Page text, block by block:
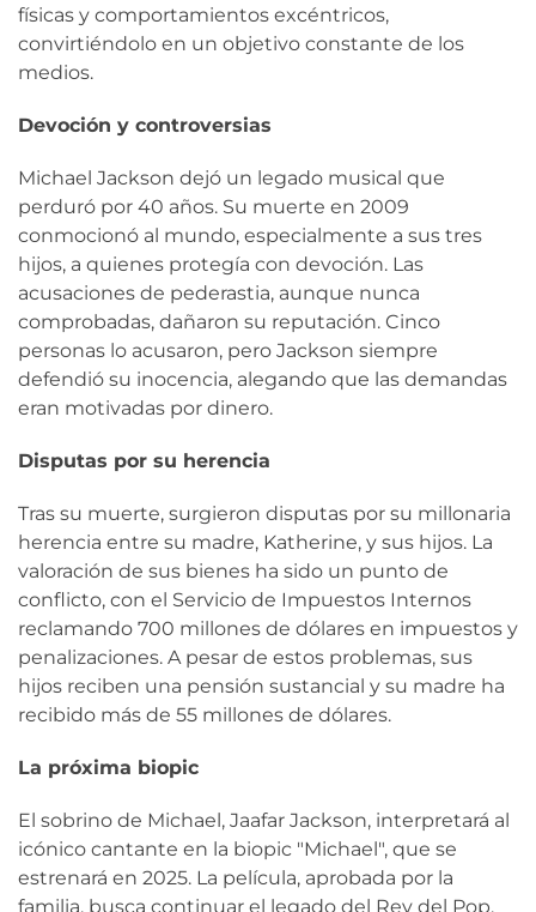
físicas y comportamientos excéntricos,
convirtiéndolo en un objetivo constante de los
medios.
Devoción y controversias
Michael Jackson dejó un legado musical que
perduró por 40 años. Su muerte en 2009
conmocionó al mundo, especialmente a sus tres
hijos, a quienes protegía con devoción. Las
acusaciones de pederastia, aunque nunca
comprobadas, dañaron su reputación. Cinco
personas lo acusaron, pero Jackson siempre
defendió su inocencia, alegando que las demandas
eran motivadas por dinero.
Disputas por su herencia
Tras su muerte, surgieron disputas por su millonaria
herencia entre su madre, Katherine, y sus hijos. La
valoración de sus bienes ha sido un punto de
conflicto, con el Servicio de Impuestos Internos
reclamando 700 millones de dólares en impuestos y
penalizaciones. A pesar de estos problemas, sus
hijos reciben una pensión sustancial y su madre ha
recibido más de 55 millones de dólares.
La próxima biopic
El sobrino de Michael, Jaafar Jackson, interpretará al
icónico cantante en la biopic "Michael", que se
estrenará en 2025. La película, aprobada por la
familia, busca continuar el legado del Rey del Pop.